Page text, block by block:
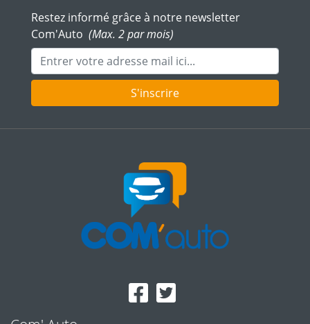
Restez informé grâce à notre newsletter
Com'Auto (Max. 2 par mois)
Adresse mail
S'inscrire